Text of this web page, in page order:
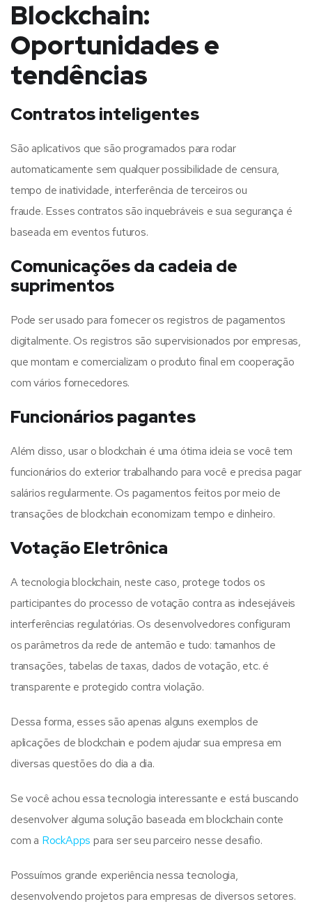
Blockchain:
Oportunidades e
tendências
Contratos inteligentes
São aplicativos que são programados para rodar
automaticamente sem qualquer possibilidade de censura,
tempo de inatividade, interferência de terceiros ou
fraude. Esses contratos são inquebráveis ​​e sua segurança é
baseada em eventos futuros.
Comunicações da cadeia de
suprimentos
Pode ser usado para fornecer os registros de pagamentos
digitalmente. Os registros são supervisionados por empresas,
que montam e comercializam o produto final em cooperação
com vários fornecedores.
Funcionários pagantes
Além disso, usar o blockchain é uma ótima ideia se você tem
funcionários do exterior trabalhando para você e precisa pagar
salários regularmente. Os pagamentos feitos por meio de
transações de blockchain economizam tempo e dinheiro.
Votação Eletrônica
A tecnologia blockchain, neste caso, protege todos os
participantes do processo de votação contra as indesejáveis ​​
interferências regulatórias. Os desenvolvedores configuram
os parâmetros da rede de antemão e tudo: tamanhos de
transações, tabelas de taxas, dados de votação, etc. é
transparente e protegido contra violação.
Dessa forma, esses são apenas alguns exemplos de
aplicações de blockchain e podem ajudar sua empresa em
diversas questões do dia a dia.
Se você achou essa tecnologia interessante e está buscando
desenvolver alguma solução baseada em blockchain conte
com a RockApps para ser seu parceiro nesse desafio.
Possuímos grande experiência nessa tecnologia,
desenvolvendo projetos para empresas de diversos setores.